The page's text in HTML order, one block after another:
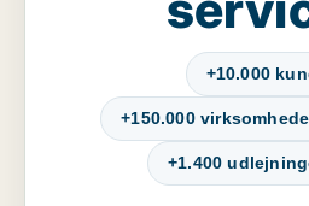
+10.000
+150.000
+1.400